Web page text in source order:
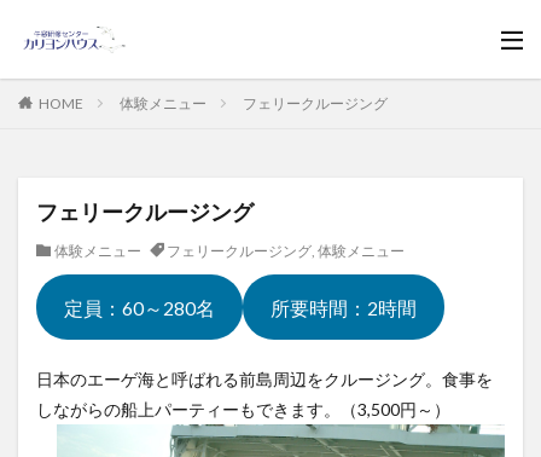
HOME 体験メニュー フェリークルージング
フェリークルージング
体験メニュー フェリークルージング, 体験メニュー
定員：60～280名 所要時間：2時間
日本のエーゲ海と呼ばれる前島周辺をクルージング。食事を
しながらの船上パーティーもできます。（3,500円～）